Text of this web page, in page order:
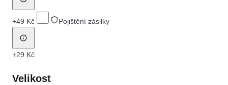
+49 Kč Pojištění zásilky
+29 Kč
Velikost